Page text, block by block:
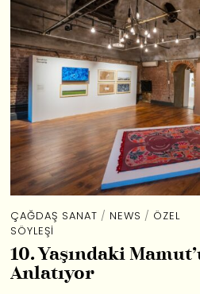
ÇAĞDAŞ SANAT / NEWS / ÖZEL
SÖYLEŞI
10. Yaşındaki
Anlatıyor